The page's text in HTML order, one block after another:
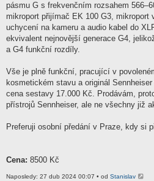
pásmu G s frekvenčním rozsahem
mikroport přijímač EK 100 G3, mikroport
uchycení na kameru a audio kabel do
ekvivalent nejnovější generace G4,
a G4 funkční rozdíly.
Vše je plně funkční, pracující v
kosmetickém stavu a originál
cena sestavy 17.000 Kč. Prodávám,
přístrojů Sennheiser, ale ne všechny již
Preferuji osobní předání v Praze, kdy si
Cena: 8500 Kč
Naposledy: 27 dub 2024 00:07 • od Stanislav